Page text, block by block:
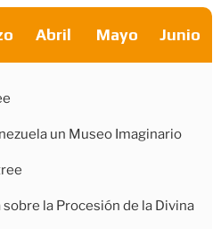
Abril Mayo Junio
un Museo Imaginario
la Procesión de la Divina